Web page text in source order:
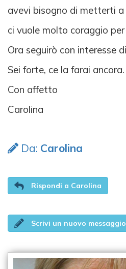
avevi bisogno di metterti a
ci vuole molto coraggio
Ora seguirò con interesse
Sei forte, ce la farai ancora.
Con affetto
Carolina
Da: Carolina
Rispondi a Carolina
Scrivi un nuovo